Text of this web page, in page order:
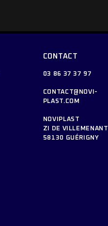
CONTACT
03 86 37 37 97
CONTACT@NOVI-
PLAST.COM
NOVIPLAST
ZI DE VILLEMENANT
58130 GUÉRIGNY